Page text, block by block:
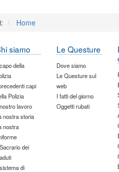
Home
siamo
della
capi
Polizia
lavoro
nostra storia
nostra
dei
di
Le Questure
Dove siamo
Le Questure sul
web
I fatti del giorno
Oggetti rubati